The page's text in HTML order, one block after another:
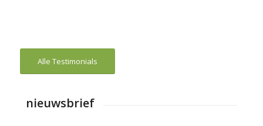
Alle Testimonials
nieuwsbrief